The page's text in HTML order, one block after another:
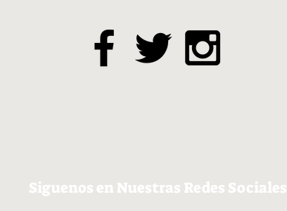
Siguenos en Nuestras Redes Sociales